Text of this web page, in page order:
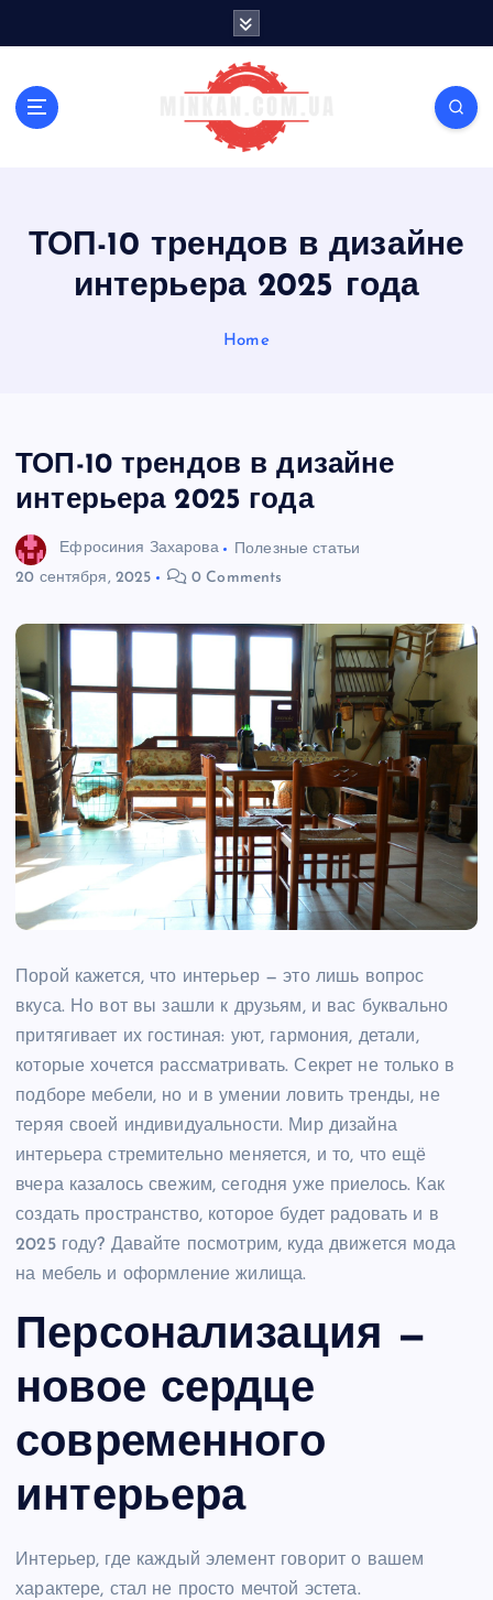
ТОП-10 трендов в дизайне
интерьера 2025 года
Home
ТОП-10 трендов в дизайне
интерьера 2025 года
Ефросиния Захарова
Полезные статьи
20 сентября, 2025
0 Comments
Порой кажется, что интерьер — это лишь вопрос
вкуса. Но вот вы зашли к друзьям, и вас буквально
притягивает их гостиная: уют, гармония, детали,
которые хочется рассматривать. Секрет не только в
подборе мебели, но и в умении ловить тренды, не
теряя своей индивидуальности. Мир дизайна
интерьера стремительно меняется, и то, что ещё
вчера казалось свежим, сегодня уже приелось. Как
создать пространство, которое будет радовать и в
2025 году? Давайте посмотрим, куда движется мода
на мебель и оформление жилища.
Персонализация —
новое сердце
современного
интерьера
Интерьер, где каждый элемент говорит о вашем
характере, стал не просто мечтой эстета.